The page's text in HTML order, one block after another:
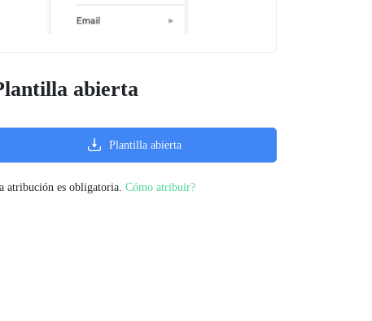
abierta
Plantilla abierta
atribución es obligatoria. Cómo atribuir?